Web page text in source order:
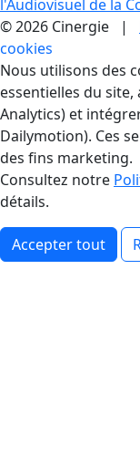
l'Audiovisuel de la
© 2026 Cinergie |
cookies
Gestion des
Nous utilisons des
essentielles du
Analytics) et
Dailymotion). Ces
des fins marketing.
Consultez notre
détails.
Accepter tout